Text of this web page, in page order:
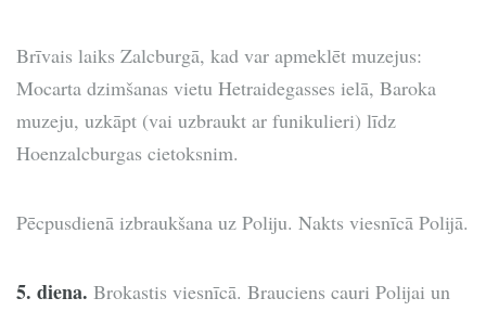
Brīvais laiks Zalcburgā, kad var apmeklēt muzejus:
Mocarta dzimšanas vietu Hetraidegasses ielā, Baroka
muzeju, uzkāpt (vai uzbraukt ar funikulieri) līdz
Hoenzalcburgas cietoksnim.
Pēcpusdienā izbraukšana uz Poliju. Nakts viesnīcā Polijā.
5. diena. Brokastis viesnīcā. Brauciens cauri Polijai un